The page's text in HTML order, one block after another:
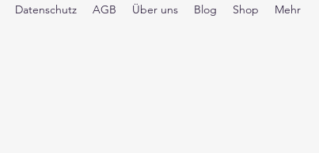
Datenschutz AGB Über uns Blog Shop Mehr